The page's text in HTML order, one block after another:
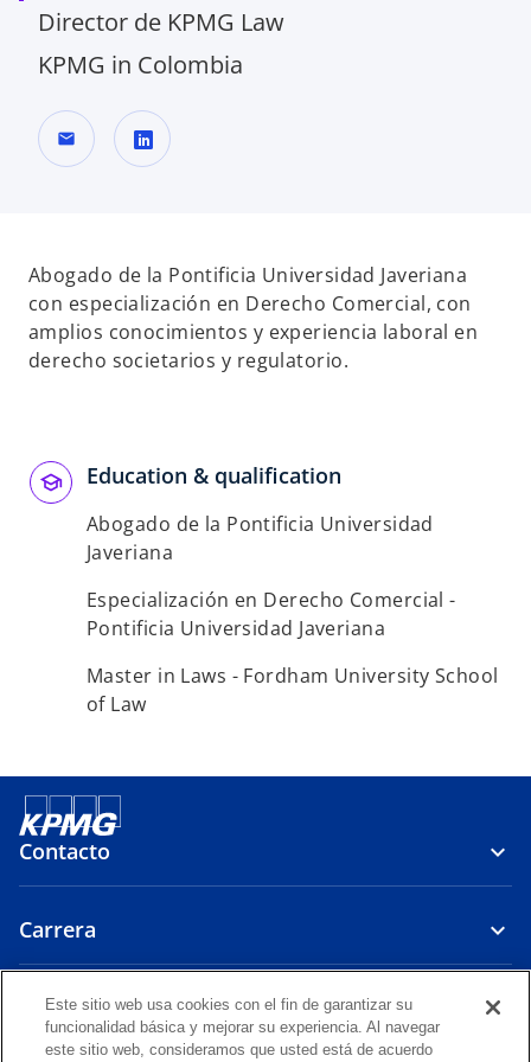
Director de KPMG Law
KPMG in Colombia
mail
b
r
e
e
a
e
s
a
ñ
a
n
a
Abogado de la Pontificia Universidad Javeriana
con especialización en Derecho Comercial, con
amplios conocimientos y experiencia laboral en
derecho societarios y regulatorio.
Education & qualification
Abogado de la Pontificia Universidad
Javeriana
Especialización en Derecho Comercial -
Pontificia Universidad Javeriana
Master in Laws - Fordham University School
of Law
Contacto
Carrera
Políticas
s s s s s
Este sitio web usa cookies con el fin de garantizar su
funcionalidad básica y mejorar su experiencia. Al navegar
este sitio web, consideramos que usted está de acuerdo